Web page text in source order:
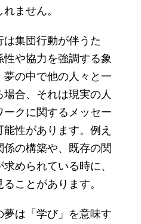
ません。
は集団行動が伴うた
や協力を強調する象
の中で他の人々と一
合、それは現実の人
ークに関するメッセー
性があります。例え
係の構築や、既存の関
められている時に、
ことがあります。
夢は「学び」を意味す